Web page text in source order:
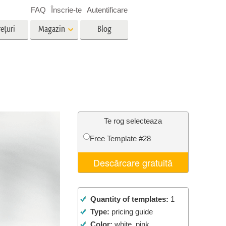
Foto Restaurare Servicii
Magazin Blog
FAQ Înscrie-te Autentificare
Te rog selecteaza
Free Template #28
Descărcare gratuită
Quantity of templates: 1
Type: pricing guide
Color: white, pink